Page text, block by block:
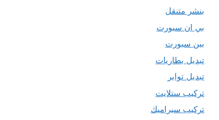
بنشر متنقل
بي ان سبورت
بين سبورت
تبديل بطاريات
تبديل تواير
تركيب ستلايت
تركيب سيراميك